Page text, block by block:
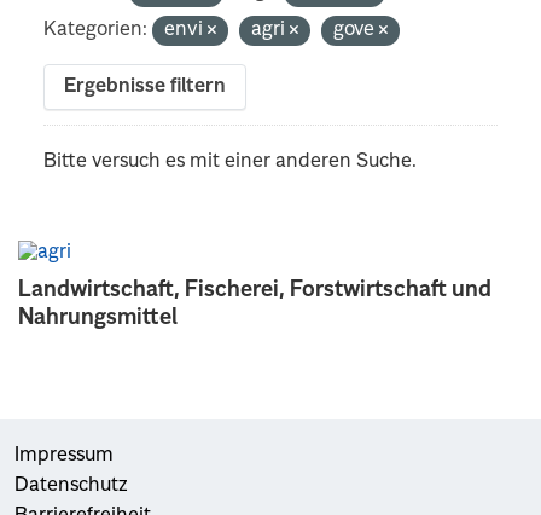
Landwirtschaft, Fischerei, Forstwirtschaft und
Nahrungsmittel
Kategorien:
envi agri gove
Ergebnisse filtern
Bitte versuch es mit einer anderen Suche.
Impressum
Datenschutz